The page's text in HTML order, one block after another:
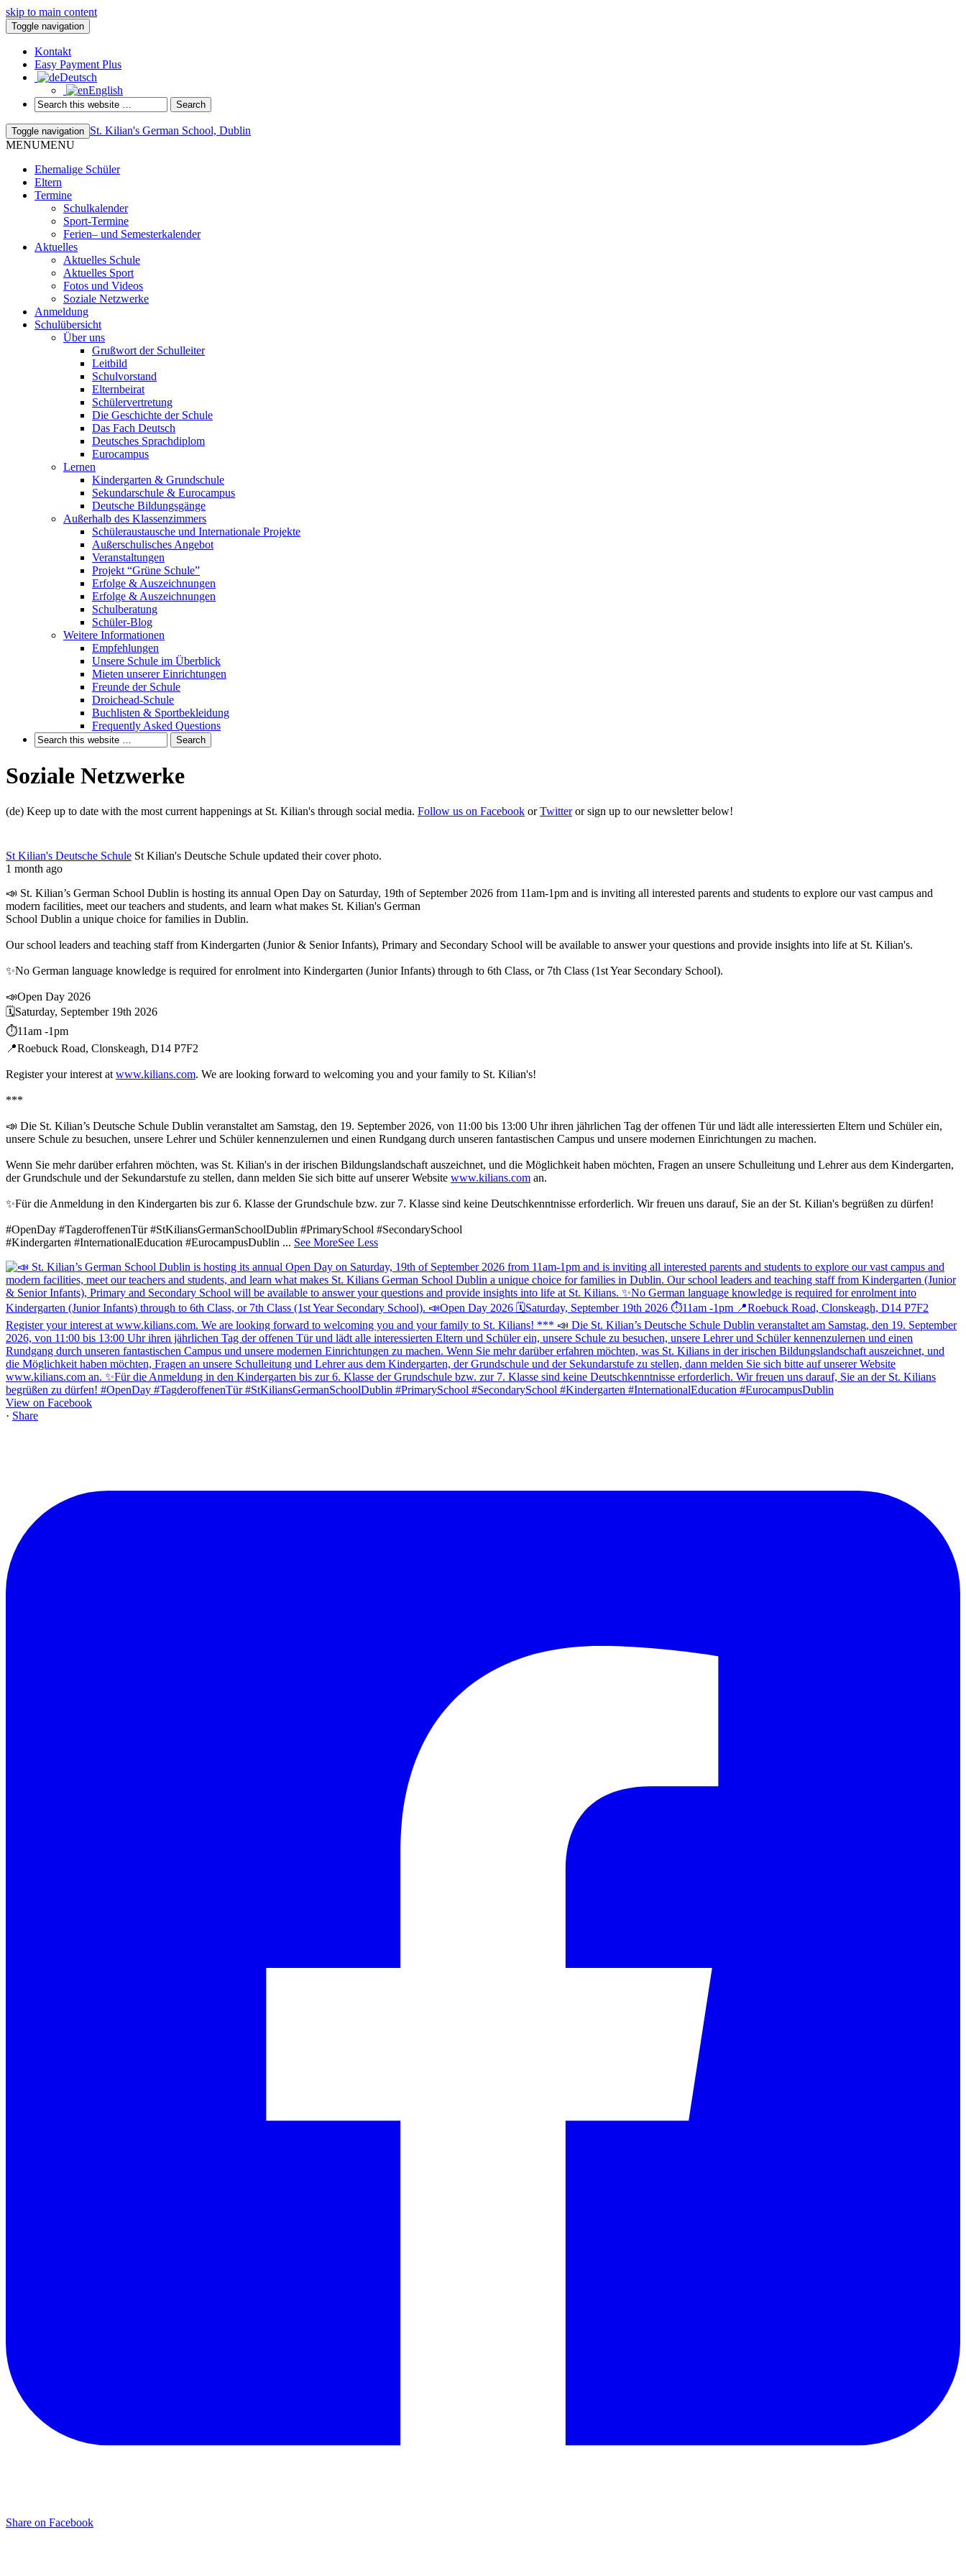
skip to main content
Toggle navigation
Kontakt
Easy Payment Plus
Deutsch
English
Toggle navigation St. Kilian's German School, Dublin
MENUMENU
Ehemalige Schüler
Eltern
Termine
Schulkalender
Sport-Termine
Ferien– und Semesterkalender
Aktuelles
Aktuelles Schule
Aktuelles Sport
Fotos und Videos
Soziale Netzwerke
Anmeldung
Schulübersicht
Über uns
Grußwort der Schulleiter
Leitbild
Schulvorstand
Elternbeirat
Schülervertretung
Die Geschichte der Schule
Das Fach Deutsch
Deutsches Sprachdiplom
Eurocampus
Lernen
Kindergarten & Grundschule
Sekundarschule & Eurocampus
Deutsche Bildungsgänge
Außerhalb des Klassenzimmers
Schüleraustausche und Internationale Projekte
Außerschulisches Angebot
Veranstaltungen
Projekt “Grüne Schule”
Erfolge & Auszeichnungen
Erfolge & Auszeichnungen
Schulberatung
Schüler-Blog
Weitere Informationen
Empfehlungen
Unsere Schule im Überblick
Mieten unserer Einrichtungen
Freunde der Schule
Droichead-Schule
Buchlisten & Sportbekleidung
Frequently Asked Questions
Soziale Netzwerke
(de) Keep up to date with the most current happenings at St. Kilian's through social media. Follow us on Facebook orTwitteror sign up to our newsletter below!
St Kilian's Deutsche Schule St Kilian's Deutsche Schule updated their cover photo.
1 month ago
📣 St. Kilian’s German School Dublin is hosting its annual Open Day on Saturday, 19th of September 2026 from 11am-1pm and is inviting all interested parents and students to explore our vast campus and
modern facilities, meet our teachers and students, and learn what makes St. Kilian's German
School Dublin a unique choice for families in Dublin.
Our school leaders and teaching staff from Kindergarten (Junior & Senior Infants), Primary and Secondary School will be available to answer your questions and provide insights into life at St. Kilian's.
✨No German language knowledge is required for enrolment into Kindergarten (Junior Infants) through to 6th Class, or 7th Class (1st Year Secondary School).
📣Open Day 2026
🗓️Saturday, September 19th 2026
⏱️11am -1pm
📍Roebuck Road, Clonskeagh, D14 P7F2
Register your interest at www.kilians.com. We are looking forward to welcoming you and your family to St. Kilian's!
***
📣 Die St. Kilian’s Deutsche Schule Dublin veranstaltet am Samstag, den 19. September 2026, von 11:00 bis 13:00 Uhr ihren jährlichen Tag der offenen Tür und lädt alle interessierten Eltern und Schüler ein,
unsere Schule zu besuchen, unsere Lehrer und Schüler kennenzulernen und einen Rundgang durch unseren fantastischen Campus und unsere modernen Einrichtungen zu machen.
Wenn Sie mehr darüber erfahren möchten, was St. Kilian's in der irischen Bildungslandschaft auszeichnet, und die Möglichkeit haben möchten, Fragen an unsere Schulleitung und Lehrer aus dem Kindergarten,
der Grundschule und der Sekundarstufe zu stellen, dann melden Sie sich bitte auf unserer Website www.kilians.com an.
✨Für die Anmeldung in den Kindergarten bis zur 6. Klasse der Grundschule bzw. zur 7. Klasse sind keine Deutschkenntnisse erforderlich. Wir freuen uns darauf, Sie an der St. Kilian's begrüßen zu dürfen!
#OpenDay #TagderoffenenTür #StKiliansGermanSchoolDublin #PrimarySchool #SecondarySchool
#Kindergarten #InternationalEducation #EurocampusDublin ... See MoreSee Less
View on Facebook
· Share
Share on Facebook